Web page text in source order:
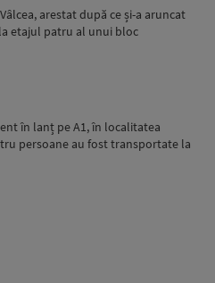
arestat după ce și-a aruncat
etajul patru al unui bloc
în lanț pe A1, în localitatea
persoane au fost transportate la